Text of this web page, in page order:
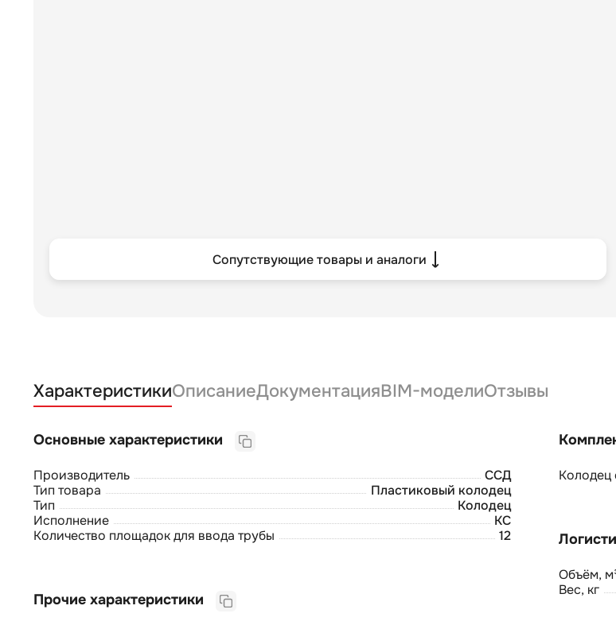
Сопутствующие товары и аналоги
ХарактеристикиОписаниеДокументацияBIM-моделиОтзывы
Производитель
ССД
Тип товара
Пластиковый колодец
Тип
Колодец
Исполнение
КС
Количество площадок для ввода трубы
12
Колодец
Объём,
Вес, кг